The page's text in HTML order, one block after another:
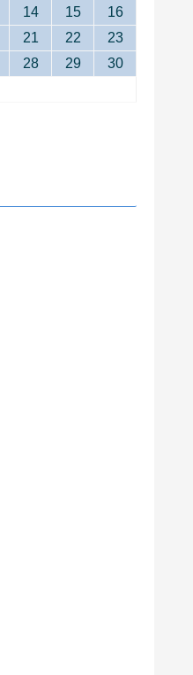
14 15
16
21 22
23
28 29
30